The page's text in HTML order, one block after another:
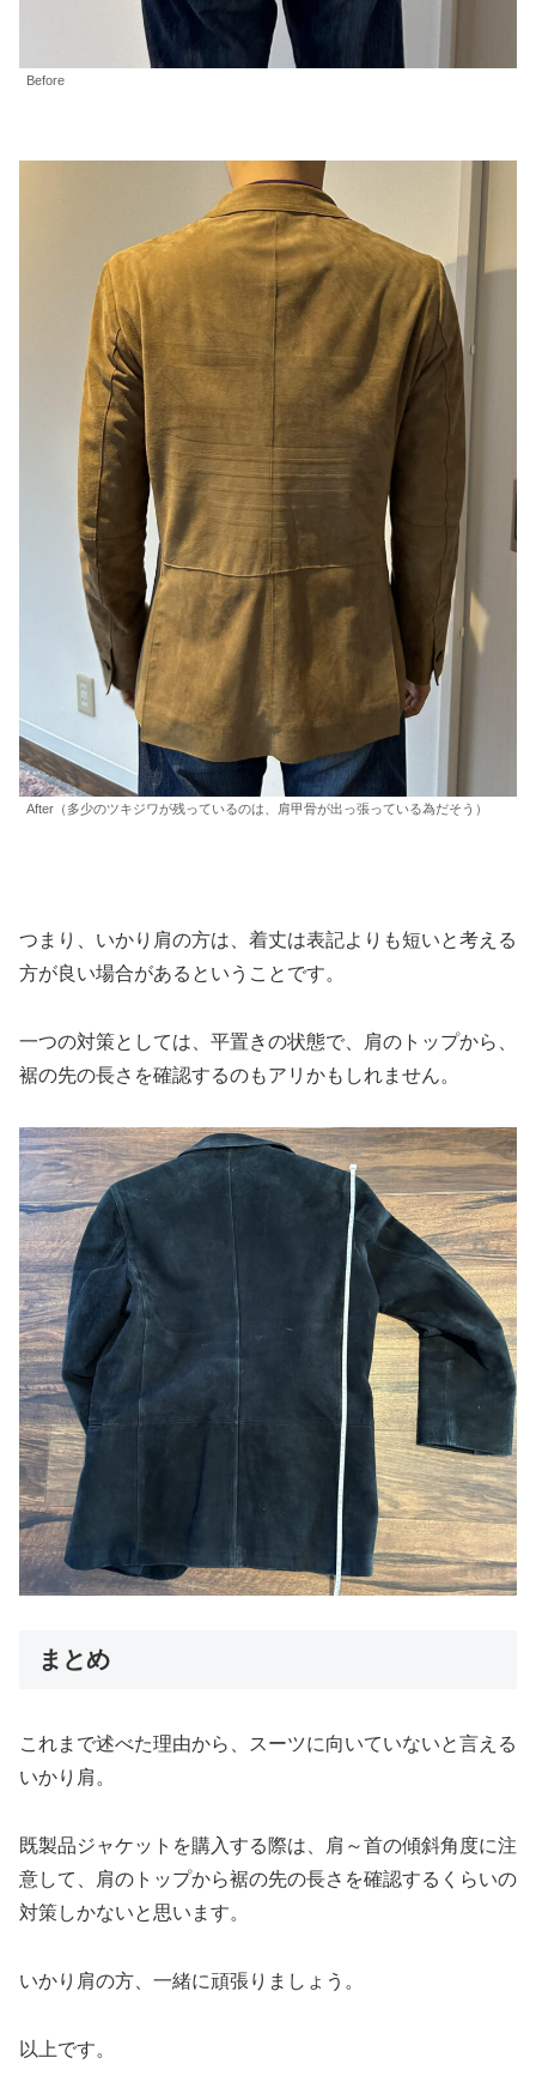
Before
After（多少のツキジワが残っているのは、肩甲骨が出っ張っている為だそう）
つまり、いかり肩の方は、着丈は表記よりも短いと考える
方が良い場合があるということです。
一つの対策としては、平置きの状態で、肩のトップから、
裾の先の長さを確認するのもアリかもしれません。
まとめ
これまで述べた理由から、スーツに向いていないと言える
いかり肩。
既製品ジャケットを購入する際は、肩～首の傾斜角度に注
意して、肩のトップから裾の先の長さを確認するくらいの
対策しかないと思います。
いかり肩の方、一緒に頑張りましょう。
以上です。